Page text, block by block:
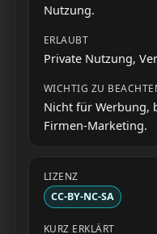
Nutzung.
Private Nutzung,
Nicht für Werbung,
Firmen-Marketing.
CC-BY-NC-SA